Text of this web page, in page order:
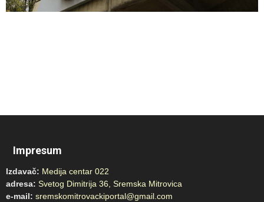
Impresum
Izdavač: Medija centar 022
adresa: Svetog Dimitrija 36, Sremska Mitrovica
e-mail: sremskomitrovackiportal@gmail.com